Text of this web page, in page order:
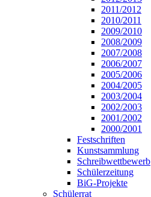
2011/2012
2010/2011
2009/2010
2008/2009
2007/2008
2006/2007
2005/2006
2004/2005
2003/2004
2002/2003
2001/2002
2000/2001
Festschriften
Kunstsammlung
Schreibwettbewerb
Schülerzeitung
BiG-Projekte
Schülerrat